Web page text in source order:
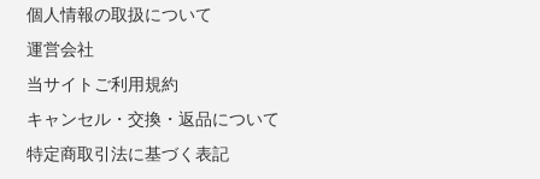
個人情報の取扱について
運営会社
当サイトご利用規約
キャンセル・交換・返品について
特定商取引法に基づく表記